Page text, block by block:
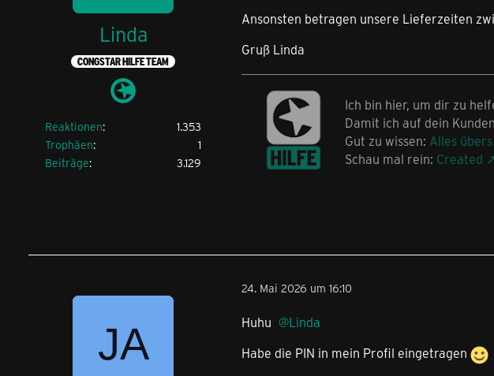
Linda
CONGSTAR HILFE TEAM
Reaktionen
1.353
Trophäen
1
Beiträge
3.129
Ansonsten betragen unsere Lieferzeiten
Gruß Linda
Ich bin hier, um dir zu
Damit ich auf dein
Gut zu wissen: Alles
Schau mal rein: Created
24. Mai 2026 um 16:10
Huhu
Linda
Habe die PIN in mein Profil eingetragen